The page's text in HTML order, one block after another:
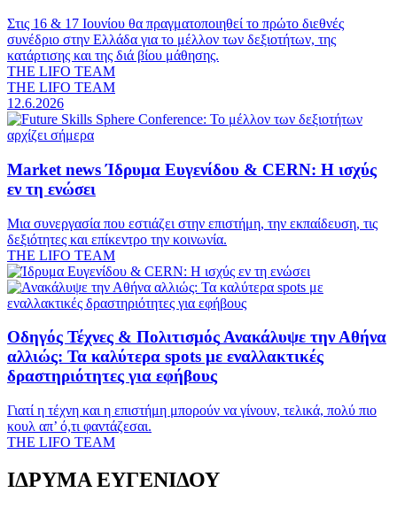
Στις 16 & 17 Ιουνίου θα πραγματοποιηθεί το πρώτο διεθνές
συνέδριο στην Ελλάδα για το μέλλον των δεξιοτήτων, της
κατάρτισης και της διά βίου μάθησης.
THE LIFO TEAM
THE LIFO TEAM
12.6.2026
Market newsΊδρυμα Ευγενίδου & CERN: Η ισχύς
εν τη ενώσει
Μια συνεργασία που εστιάζει στην επιστήμη, την εκπαίδευση, τις
δεξιότητες και επίκεντρο την κοινωνία.
THE LIFO TEAM
Οδηγός Τέχνες & ΠολιτισμόςΑνακάλυψε την Αθήνα
αλλιώς: Τα καλύτερα spots με εναλλακτικές
δραστηριότητες για εφήβους
Γιατί η τέχνη και η επιστήμη μπορούν να γίνουν, τελικά, πολύ πιο
κουλ απ’ ό,τι φαντάζεσαι.
THE LIFO TEAM
ΙΔΡΥΜΑ ΕΥΓΕΝΙΔΟΥ